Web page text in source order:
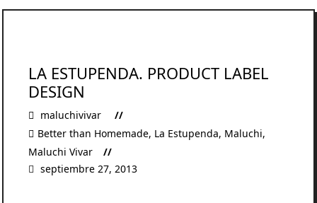
LA ESTUPENDA. PRODUCT LABEL
DESIGN
maluchivivar
Better than Homemade, La Estupenda, Maluchi,
Maluchi Vivar
septiembre 27, 2013